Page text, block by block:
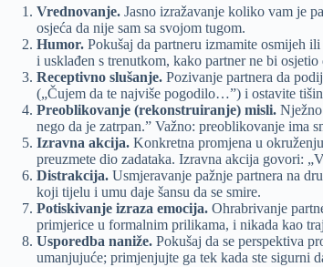
Vrednovanje. Jasno izražavanje koliko vam je
osjeća da nije sam sa svojom tugom.
Humor. Pokušaj da partneru izmamite osmijeh
i usklađen s trenutkom, kako partner ne bi osjetio
Receptivno slušanje. Pozivanje partnera da
(„Čujem da te najviše pogodilo…”) i ostavite
Preoblikovanje (rekonstruiranje) misli.
nego da je zatrpan.” Važno: preoblikovanje ima
Izravna akcija. Konkretna promjena u
preuzmete dio zadataka. Izravna akcija govori:
Distrakcija. Usmjeravanje pažnje partnera na
koji tijelu i umu daje šansu da se smire.
Potiskivanje izraza emocija. Ohrabrivanje
primjerice u formalnim prilikama, i nikada kao
Usporedba naniže. Pokušaj da se perspektiva
umanjujuće; primjenjujte ga tek kada ste sigurni